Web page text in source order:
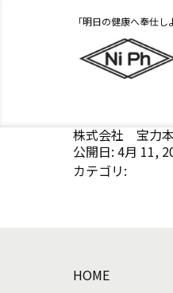
「明日の健康へ奉仕
株式会社 宝力
公開日: 4月 11,
カテゴリ:
HOME